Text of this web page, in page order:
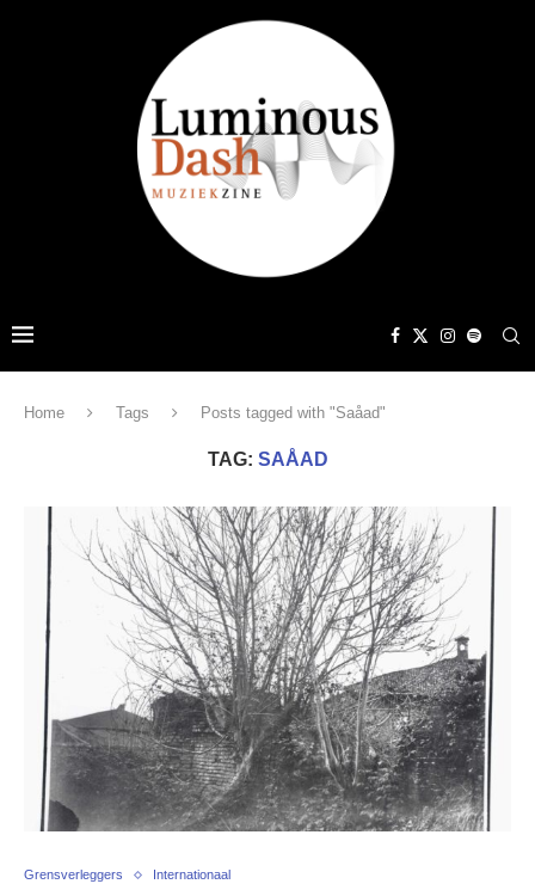
Home Tags Posts tagged with "Saåad"
TAG: SAÅAD
Grensverleggers Internationaal